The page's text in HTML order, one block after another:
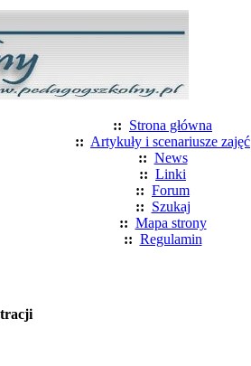
:: Strona główna
:: Artykuły i scenariusze zajęć
:: News
:: Linki
:: Forum
:: Szukaj
:: Mapa strony
:: Regulamin